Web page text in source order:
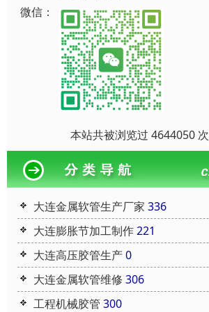
微信：
本站共被浏览过 4644050 次
大连金属软管生产厂家 336
大连膨胀节加工制作221
大连高压胶管生产0
大连金属软管维修 306
工程机械胶管 300